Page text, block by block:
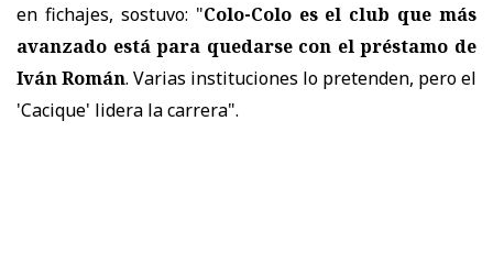
en fichajes, sostuvo: "Colo-Colo es el club que más
avanzado está para quedarse con el préstamo de
Iván Román. Varias instituciones lo pretenden, pero el
'Cacique' lidera la carrera".